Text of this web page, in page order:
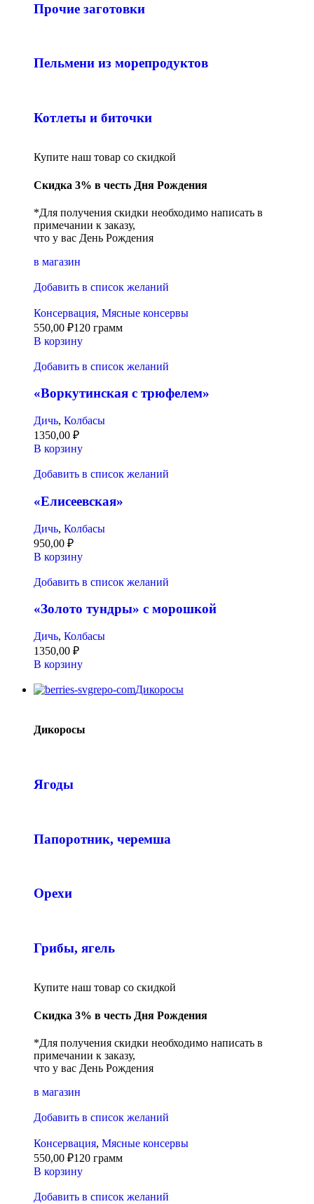
Прочие заготовки
Пельмени из морепродуктов
Котлеты и биточки
Купите наш товар со скидкой
Скидка 3% в честь Дня Рождения
*Для получения скидки необходимо написать в
примечании к заказу,
что у вас День Рождения
в магазин
Добавить в список желаний
Консервация, Мясные консервы
550,00 ₽120 грамм
В корзину
Добавить в список желаний
«Воркутинская с трюфелем»
Дичь, Колбасы
1350,00 ₽
В корзину
Добавить в список желаний
«Елисеевская»
Дичь, Колбасы
950,00 ₽
В корзину
Добавить в список желаний
«Золото тундры» с морошкой
Дичь, Колбасы
1350,00 ₽
В корзину
Дикоросы
Дикоросы
Ягоды
Папоротник, черемша
Орехи
Грибы, ягель
Купите наш товар со скидкой
Скидка 3% в честь Дня Рождения
*Для получения скидки необходимо написать в
примечании к заказу,
что у вас День Рождения
в магазин
Добавить в список желаний
Консервация, Мясные консервы
550,00 ₽120 грамм
В корзину
Добавить в список желаний